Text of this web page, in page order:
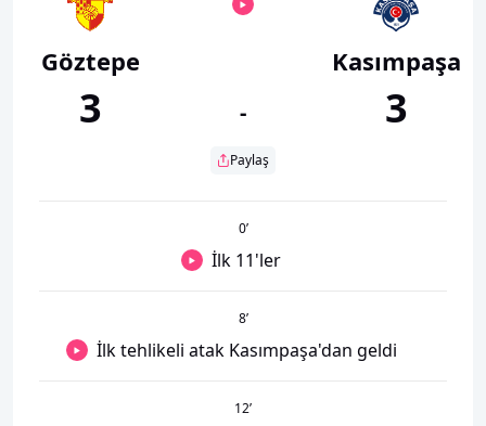
Göztepe
3 -
Paylaş
Kasımpaşa
3
0’
İlk 11'ler
8’
İlk tehlikeli atak Kasımpaşa'dan geldi
12’